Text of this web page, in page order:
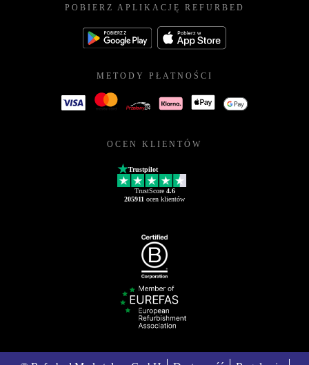
POBIERZ APLIKACJĘ REFURBED
METODY PŁATNOŚCI
OCEN KLIENTÓW
Trustpilot
TrustScore 4.6
205911 ocen klientów